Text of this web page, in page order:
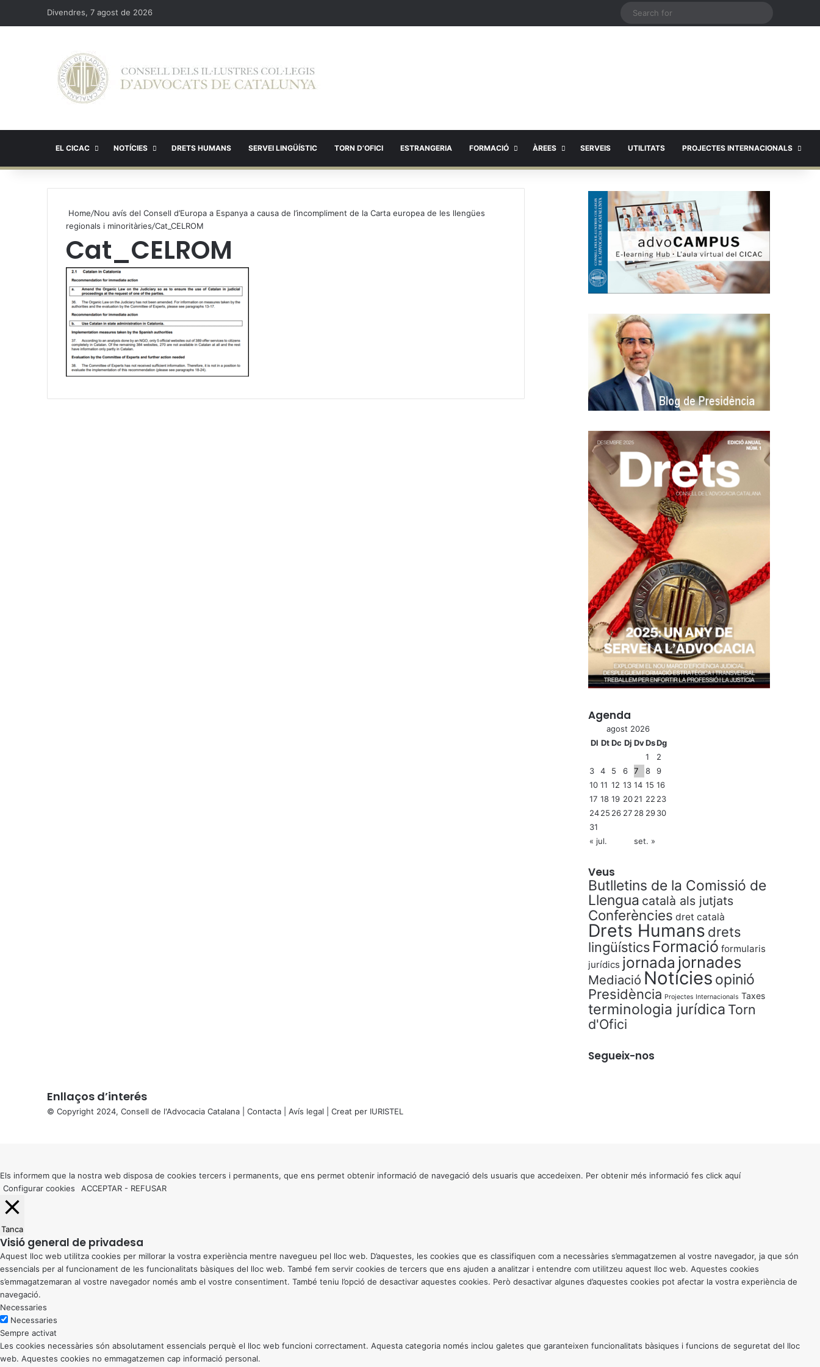
Divendres, 7 agost de 2026
EL CICAC NOTÍCIES DRETS HUMANS SERVEI LINGÜÍSTIC TORN D’OFICI ESTRANGERIA FORMACIÓ ÀREES SERVEIS UTILITATS PROJECTES INTERNACIONALS
Home/Nou avís del Consell d’Europa a Espanya a causa de l’incompliment de la Carta europea de les llengües
regionals i minoritàries/Cat_CELROM
Cat_CELROM
Agenda
agost 2026
Dl Dt Dc Dj DvDsDg
1
2
3
4 5 6 7 8
9
10 11 12 13 14 15 16
17 18 19 2021 22 23
2425 26 27 28 2930
31
« jul.
set. »
Veus
Butlletins de la Comissió de
Llengua català als jutjats
Conferències dret català
Drets Humans drets
lingüístics Formació formularis
jurídics jornada jornades
Mediació Notícies opinió
Presidència Projectes Internacionals Taxes
terminologia jurídica Torn
d'Ofici
Segueix-nos
Enllaços d’interés
© Copyright 2024, Consell de l'Advocacia Catalana | Contacta Avís legal | Creat per IURISTEL
button
Els informem que la nostra web disposa de cookies tercers i permanents, que ens permet obtenir informació de navegació dels usuaris que accedeixen. Per obtenir més informació fes click aquí
Configurar cookies
ACCEPTAR - REFUSAR
Tanca
Visió general de privadesa
Aquest lloc web utilitza cookies per millorar la vostra experiència mentre navegueu pel lloc web. D’aquestes, les cookies que es classifiquen com a necessàries s’emmagatzemen al vostre navegador, ja que són
essencials per al funcionament de les funcionalitats bàsiques del lloc web. També fem servir cookies de tercers que ens ajuden a analitzar i entendre com utilitzeu aquest lloc web. Aquestes cookies
s’emmagatzemaran al vostre navegador només amb el vostre consentiment. També teniu l’opció de desactivar aquestes cookies. Però desactivar algunes d’aquestes cookies pot afectar la vostra experiència de
navegació.
Necessaries
Necessaries
Sempre activat
Les cookies necessàries són absolutament essencials perquè el lloc web funcioni correctament. Aquesta categoria només inclou galetes que garanteixen funcionalitats bàsiques i funcions de seguretat del lloc
web. Aquestes cookies no emmagatzemen cap informació personal.